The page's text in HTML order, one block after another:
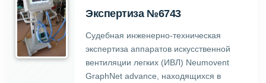
Экспертиза №6743
Судебная инженерно-техническая
экспертиза аппаратов искусственной
вентиляции легких (ИВЛ) Neumovent
GraphNet advance, находящихся в